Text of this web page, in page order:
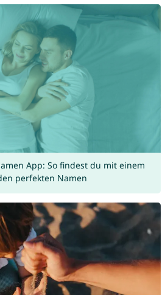
App: So findest du mit einem
perfekten Namen